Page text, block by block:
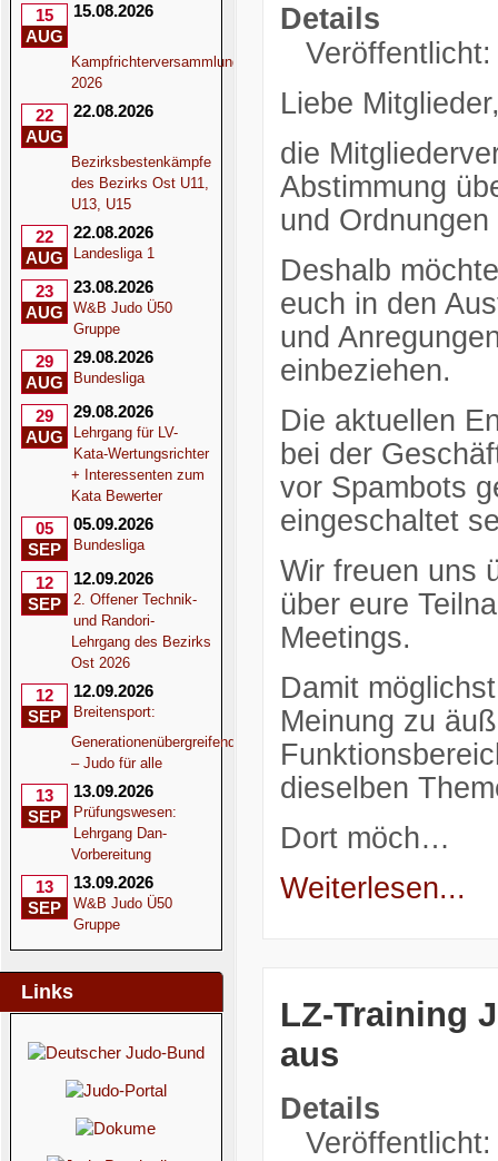
15
AUG
15.08.2026
Kampfrichterversammlung
2026
22
AUG
22.08.2026
Bezirksbestenkämpfe
des Bezirks Ost U11,
U13, U15
22
AUG
22.08.2026
Landesliga 1
23
AUG
23.08.2026
W&B Judo Ü50
Gruppe
29
AUG
29.08.2026
Bundesliga
29
AUG
29.08.2026
Lehrgang für LV-
Kata-Wertungsrichter
+ Interessenten zum
Kata Bewerter
05
SEP
05.09.2026
Bundesliga
12
SEP
12.09.2026
2. Offener Technik-
und Randori-
Lehrgang des Bezirks
Ost 2026
12
SEP
12.09.2026
Breitensport:
Generationenübergreifend
– Judo für alle
13
SEP
13.09.2026
Prüfungswesen:
Lehrgang Dan-
Vorbereitung
13
SEP
13.09.2026
W&B Judo Ü50
Gruppe
Links
Details
Liebe
die
Abstimmung
und
Deshalb
euch in den
und
einbeziehen.
Die aktuellen
bei der
vor Spambots
eingeschaltet
Wir freuen uns
über eure
Meetings.
Damit
Meinung zu
dieselben
Dort möch…
Weiterlesen...
LZ-Training
aus
Details